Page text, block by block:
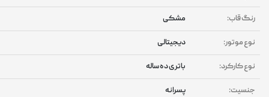
قاب: مشکی
موتور: دیجیتالی
کارکرد: باتری ده ساله
پسرانه